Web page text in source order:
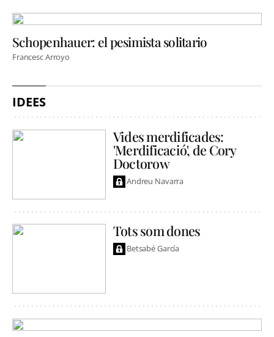
Schopenhauer: el pesimista solitario
Francesc Arroyo
IDEES
Vides merdificades:
'Merdificació', de Cory
Doctorow
Andreu Navarra
Tots som dones
Betsabé García